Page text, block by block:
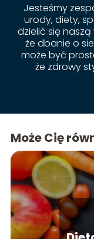
Jesteśmy
urody, diety,
dzielić się
że dbanie o
może być
że zdrowy
Może Cię